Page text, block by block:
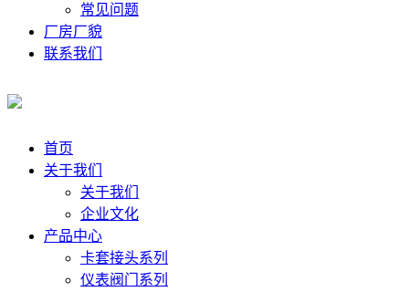
常见问题
厂房厂貌
联系我们
首页
关于我们
关于我们
企业文化
产品中心
卡套接头系列
仪表阀门系列